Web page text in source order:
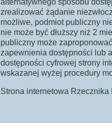
alternatywnego sposobu
zrealizować żądanie
możliwe, podmiot publiczny
nie może być dłuższy niż 2
publiczny może
zapewnienia dostępności lub
dostępności cyfrowej strony
wskazanej wyżej procedury
Strona internetowa Rzecznika